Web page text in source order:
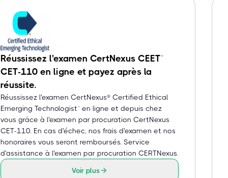
Réussissez l'examen CertNexus CEET™
CET-110 en ligne et payez après la
réussite.
Réussissez l'examen CertNexus® Certified Ethical
Emerging Technologist™ en ligne et depuis chez
vous grâce à l'examen par procuration CertNexus
CET-110. En cas d'échec, nos frais d'examen et nos
honoraires vous seront remboursés. Service
d'assistance à l'examen par procuration CERTNexus.
Voir plus